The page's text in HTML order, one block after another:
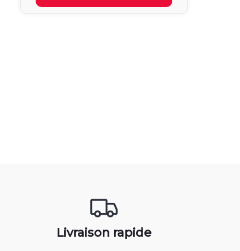
Livraison rapide